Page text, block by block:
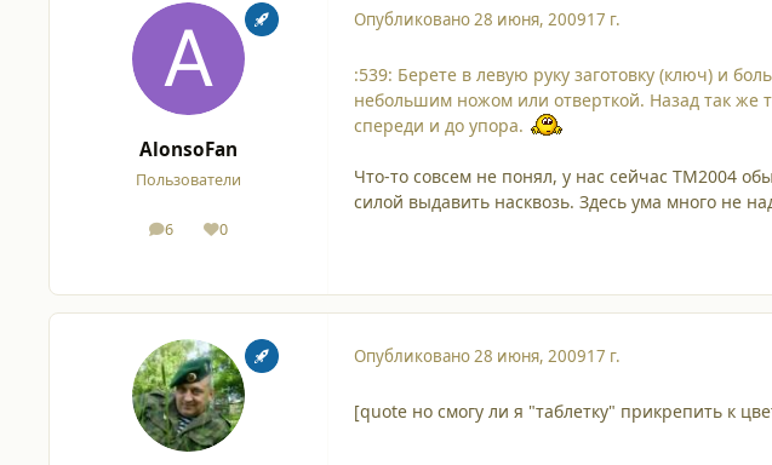
AlonsoFan
Пользователи
6
сообщения
0
Репутация
Опубликовано28 июня, 200917 г.
:539: Берете в левую руку заготовку (ключ) и
небольшим ножом или отверткой. Назад так же
спереди и до упора.
Что-то совсем не понял, у нас сейчас TM2004
силой выдавить насквозь. Здесь ума много не
Опубликовано28 июня, 200917 г.
[quote но смогу ли я "таблетку" прикрепить к